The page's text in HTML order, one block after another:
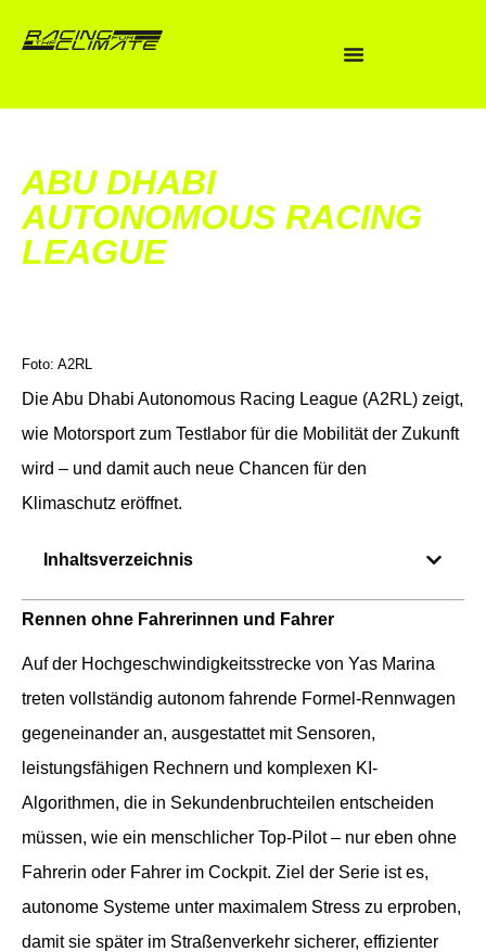
ABU DHABI
AUTONOMOUS RACING
LEAGUE
Foto: A2RL
Die Abu Dhabi Autonomous Racing League (A2RL) zeigt,
wie Motorsport zum Testlabor für die Mobilität der Zukunft
wird – und damit auch neue Chancen für den
Klimaschutz eröffnet.
Inhaltsverzeichnis
Rennen ohne Fahrerinnen und Fahrer
Auf der Hochgeschwindigkeitsstrecke von Yas Marina
treten vollständig autonom fahrende Formel-Rennwagen
gegeneinander an, ausgestattet mit Sensoren,
leistungsfähigen Rechnern und komplexen KI-
Algorithmen, die in Sekundenbruchteilen entscheiden
müssen, wie ein menschlicher Top-Pilot – nur eben ohne
Fahrerin oder Fahrer im Cockpit. Ziel der Serie ist es,
autonome Systeme unter maximalem Stress zu erproben,
damit sie später im Straßenverkehr sicherer, effizienter